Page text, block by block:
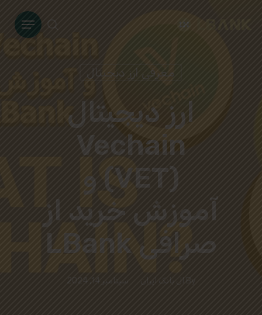
Menu
معرفی ارز دیجیتال
ارز دیجیتال
Vechain
(VET) و
آموزش خرید از
صرافی LBank
By ال بانک ایران سپتامبر 14, 2024